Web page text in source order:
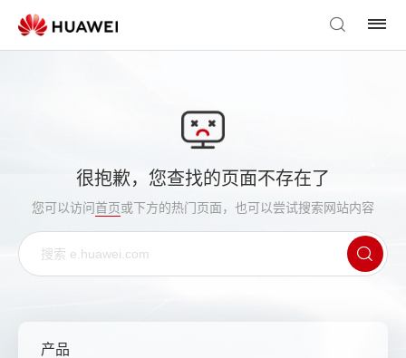
很抱歉，您查找的页面不存在了
您可以访问首页或下方的热门页面，也可以尝试搜索网站内容
产品